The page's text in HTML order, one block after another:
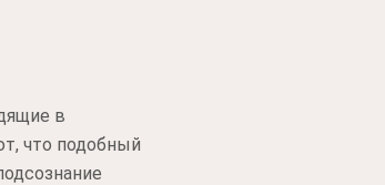
в
что подобный